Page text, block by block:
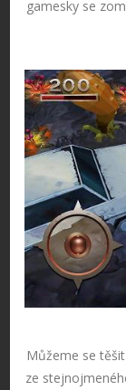
gamesky se
Můžeme se
ze